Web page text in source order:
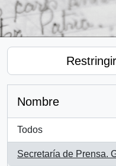
Nombre
Todos
Secretaría de Prensa.
, 1 resultados